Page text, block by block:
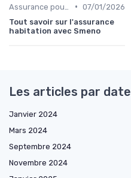
• 07/01/2026
Tout savoir sur l'assurance
habitation avec Smeno
Les articles par date
Janvier 2024
Mars 2024
Septembre 2024
Novembre 2024